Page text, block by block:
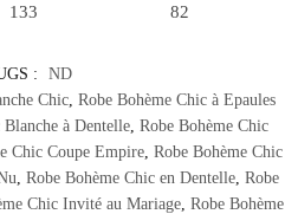
133 82
:
ND
Chic, Robe Bohème Chic à Epaules
à Dentelle Robe Bohème Chic
Chic Coupe Empire Robe Bohème Chic
Robe Bohème Chic en Dentelle, Robe
Chic Invité au Mariage Robe Bohème